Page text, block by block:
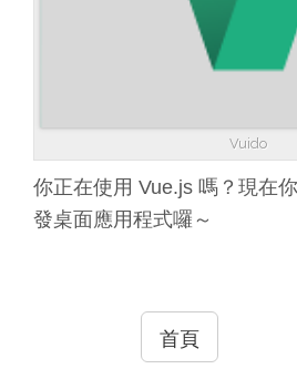
Vuido
你正在使用 Vue.js 嗎？現在
發桌面應用程式囉～
首頁